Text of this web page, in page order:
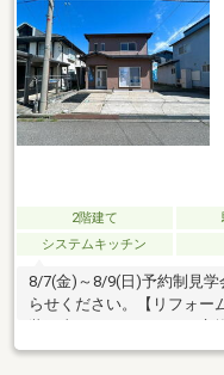
2階建て
システムキッチン
8/7(金)～8/9(日)予約制見学
らせください。【リフォー
粧台交換、クロス張替え、